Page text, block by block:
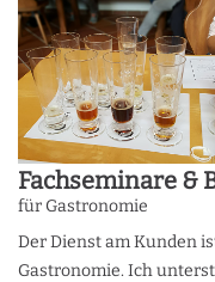
Fachseminare &
für Gastronomie
Der Dienst am Kunden
Gastronomie. Ich